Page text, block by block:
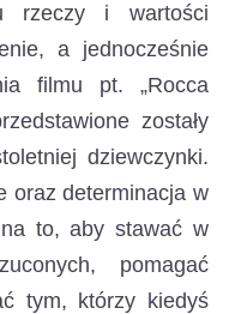
rzeczy i wartości
a jednocześnie
filmu pt. „Rocca
zostały
dziewczynki.
oraz determinacja w
to, aby stawać w
pomagać
tym, którzy kiedyś